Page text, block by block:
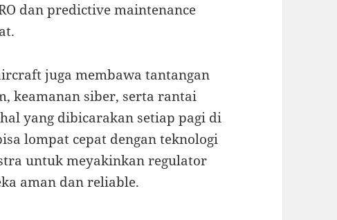
dan predictive maintenance
juga membawa tantangan
keamanan siber, serta rantai
yang dibicarakan setiap pagi di
lompat cepat dengan teknologi
untuk meyakinkan regulator
aman dan reliable.